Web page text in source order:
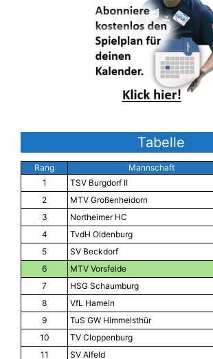
Tabelle
Rang Mannschaft
1
TSV Burgdorf II
2
MTV Großenheidorn
3
Northeimer HC
4
TvdH Oldenburg
5
SV Beckdorf
6
MTV Vorsfelde
7
HSG Schaumburg
8
VfL Hameln
9
TuS GW Himmelsthür
10
TV Cloppenburg
11
SV Alfeld